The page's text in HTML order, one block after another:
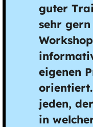
guter
sehr
eigenen
jeden,
in